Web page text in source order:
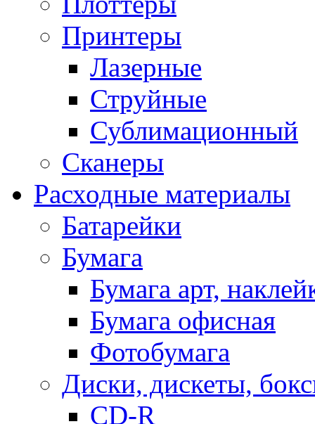
Принтеры
Лазерные
Струйные
Сублимационный
Сканеры
Расходные материалы
Батарейки
Бумага
Бумага арт,
Бумага офисная
Фотобумага
Диски, дискеты,
CD-R